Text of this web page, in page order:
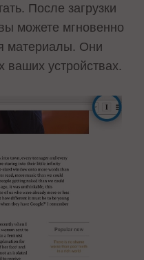
После загрузки
можете мгновенно
материалы. Они
ваших устройствах.